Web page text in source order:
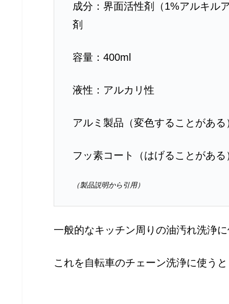
成分：界面活性剤（1%アルキル
剤
容量：400ml
液性：アルカリ性
アルミ製品（変色することがある
フッ素コート（はげることがある
（製品説明から引用）
一般的なキッチン周りの油汚れ洗浄
これを自転車のチェーン洗浄に使う